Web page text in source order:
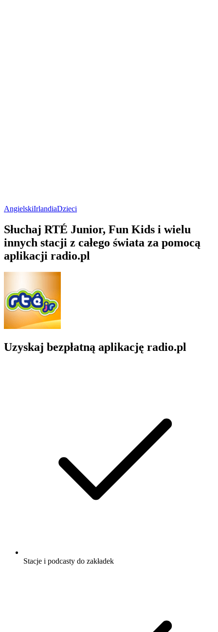
AngielskiIrlandiaDzieci
Słuchaj RTÉ Junior, Fun Kids i wielu
innych stacji z całego świata za pomocą
aplikacji radio.pl
Uzyskaj bezpłatną aplikację radio.pl
Stacje i podcasty do zakładek